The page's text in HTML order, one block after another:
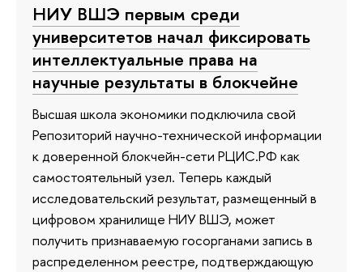
НИУ ВШЭ первым среди
университетов начал фиксировать
интеллектуальные права на
научные результаты в блокчейне
Высшая школа экономики подключила свой
Репозиторий научно-технической информации
к доверенной блокчейн-сети РЦИС.РФ как
самостоятельный узел. Теперь каждый
исследовательский результат, размещенный в
цифровом хранилище НИУ ВШЭ, может
получить признаваемую госорганами запись в
распределенном реестре, подтверждающую